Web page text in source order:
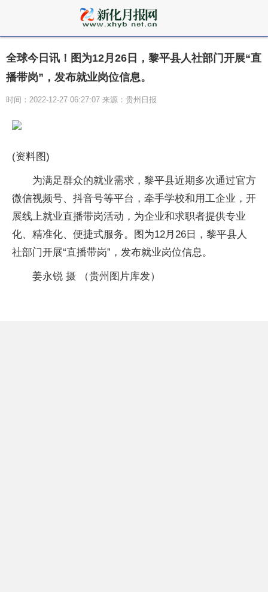
全球今日讯！图为12月26日，黎平县人社部门开展“直
播带岗”，发布就业岗位信息。
时间：2022-12-27 06:27:07 来源：贵州日报
(资料图)
为满足群众的就业需求，黎平县近期多次通过官方
微信视频号、抖音号等平台，牵手学校和用工企业，开
展线上就业直播带岗活动，为企业和求职者提供专业
化、精准化、便捷式服务。图为12月26日，黎平县人
社部门开展“直播带岗”，发布就业岗位信息。
姜永锐 摄 （贵州图片库发）